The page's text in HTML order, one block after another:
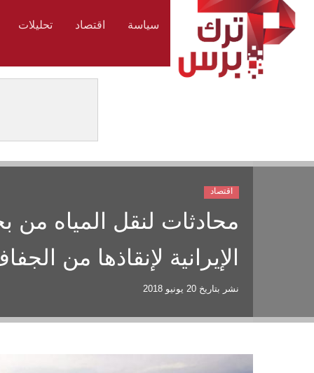
سياسة اقتصاد تحليلات
محادثات لنقل المياه من
الإيرانية لإنقاذها من
نشر بتاريخ 20 يونيو 2018
اقتصاد